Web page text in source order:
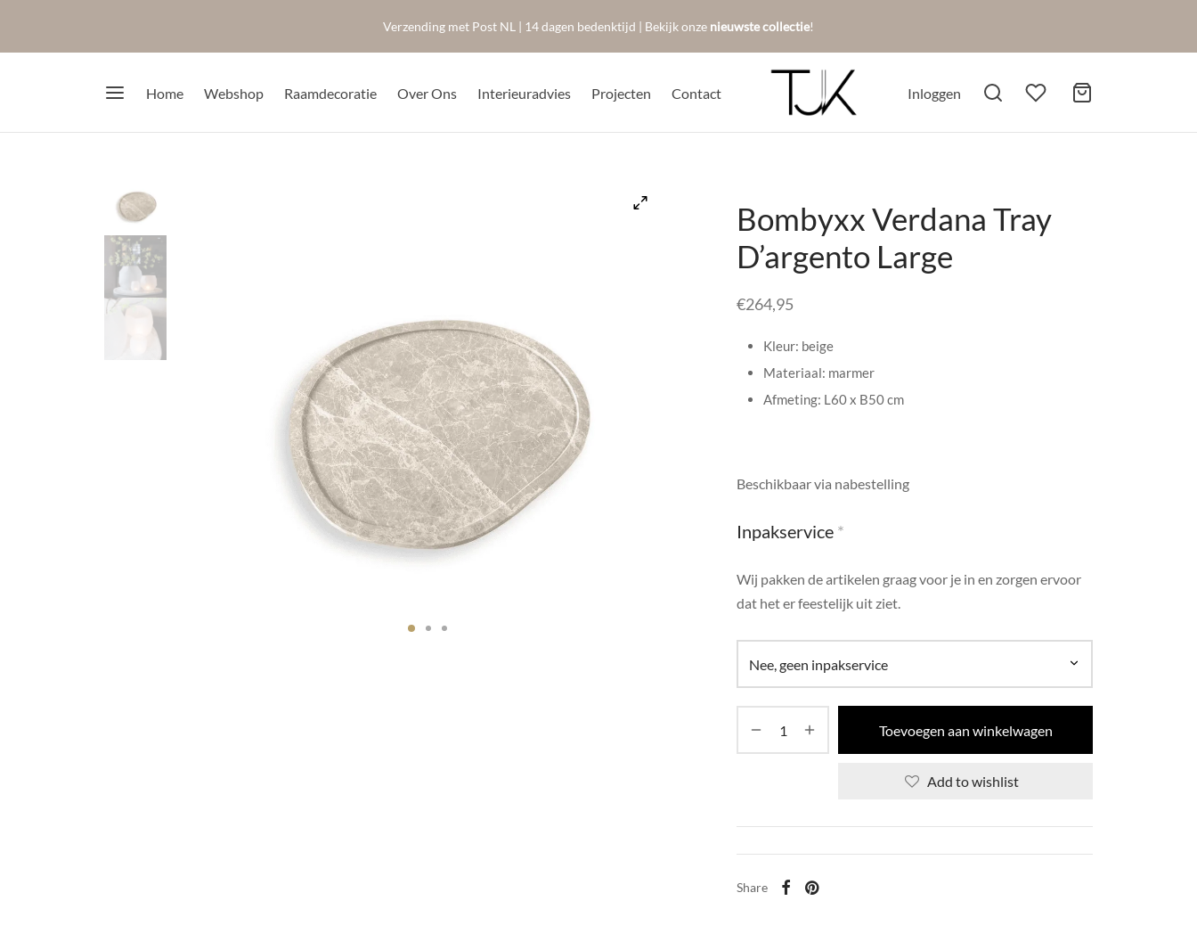
Verzending met Post NL | 14 dagen bedenktijd | Bekijk onze nieuwste collectie!
Home Webshop Raamdecoratie Over Ons Interieuradvies Projecten Contact Inloggen
Bombyxx Verdana Tray
D’argento Large
€264,95
Kleur: beige
Materiaal: marmer
Afmeting: L60 x B50 cm
Beschikbaar via nabestelling
Inpakservice *
Wij pakken de artikelen graag voor je in en zorgen ervoor
dat het er feestelijk uit ziet.
Toevoegen aan winkelwagen
Add to wishlist
Share